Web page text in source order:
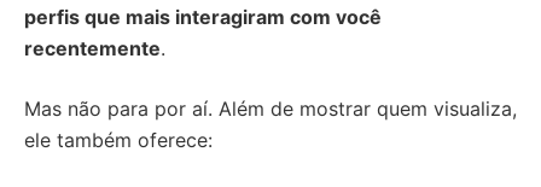
perfis que mais interagiram com você
recentemente.
Mas não para por aí. Além de mostrar quem visualiza,
ele também oferece: